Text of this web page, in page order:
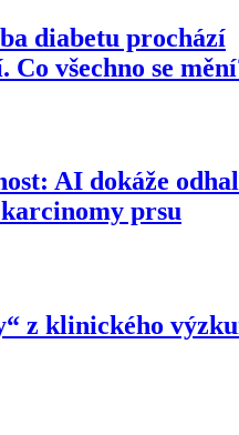
diabetu prochází
všechno se
AI dokáže
prsu
z klinického